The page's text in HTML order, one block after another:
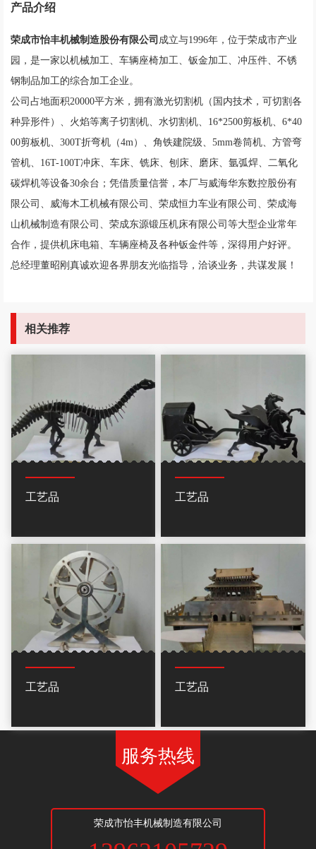
产品介绍
荣成市怡丰机械制造股份有限公司 成立与1996年，位于荣成市产业
园，是一家以机械加工、车辆座椅加工、钣金加工、冲压件、不锈
钢制品加工的综合加工企业。
公司占地面积20000平方米，拥有激光切割机（国内技术，可切割各
种异形件）、火焰等离子切割机、水切割机、16*2500剪板机、6*40
00剪板机、300T折弯机（4m）、角铁建院级、5mm卷筒机、方管弯
管机、16T-100T冲床、车床、铣床、刨床、磨床、氩弧焊、二氧化
碳焊机等设备30余台；凭借质量信誉，本厂与威海华东数控股份有
限公司、威海木工机械有限公司、荣成恒力车业有限公司、荣成海
山机械制造有限公司、荣成东源锻压机床有限公司等大型企业常年
合作，提供机床电箱、车辆座椅及各种钣金件等，深得用户好评。
总经理董昭刚真诚欢迎各界朋友光临指导，洽谈业务，共谋发展！
相关推荐
工艺品 工艺品
工艺品 工艺品
服务热线
荣成市怡丰机械制造有限公司